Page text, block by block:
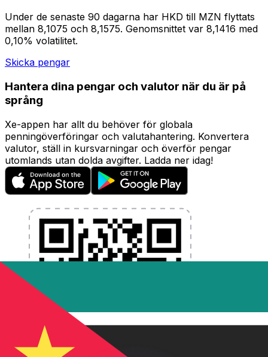
Under de senaste 90 dagarna har HKD till MZN flyttats
mellan 8,1075 och 8,1575. Genomsnittet var 8,1416 med
0,10% volatilitet.
Skicka pengar
Hantera dina pengar och valutor när du är på
språng
Xe-appen har allt du behöver för globala
penningöverföringar och valutahantering. Konvertera
valutor, ställ in kursvarningar och överför pengar
utomlands utan dolda avgifter. Ladda ner idag!